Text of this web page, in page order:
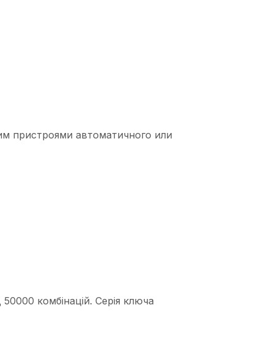
пристроями автоматичного или
комбінацій. Серія ключа